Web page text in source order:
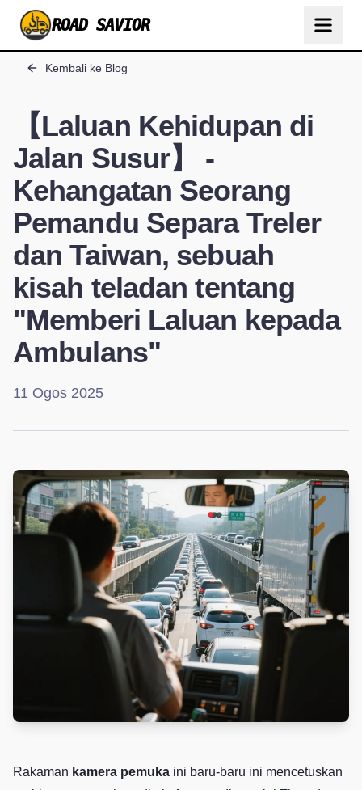
ROAD SAVIOR
Kembali ke Blog
【Laluan Kehidupan di
Jalan Susur】 -
Kehangatan Seorang
Pemandu Separa Treler
dan Taiwan, sebuah
kisah teladan tentang
"Memberi Laluan kepada
Ambulans"
11 Ogos 2025
Rakaman kamera pemuka ini baru-baru ini mencetuskan